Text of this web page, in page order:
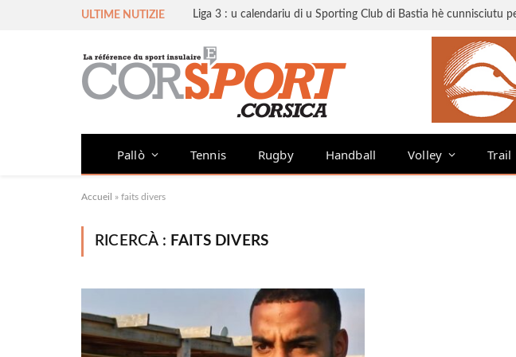
ULTIME NUTIZIE
Pallò Tennis Rugby Handball Volley Trail
Accueil » faits divers
RICERCÀ : FAITS DIVERS